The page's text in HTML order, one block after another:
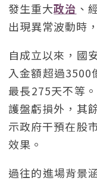
發生重大政治 、
出現異常波動時
自成立以來，國
入金額超過3500
最長275天不等
護盤虧損外，其
示政府干預在股
效果。
過往的進場背景